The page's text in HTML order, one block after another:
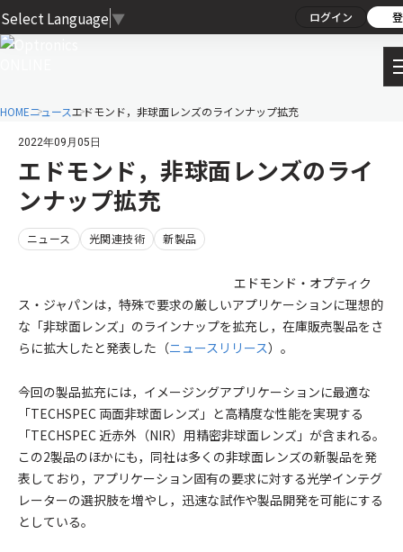
Select Language ▼ ログイン
HOMEニュースエドモンド，非球面レンズのラインナップ拡充
2022年09月05日
エドモンド，非球面レンズのライ
ンナップ拡充
ニュース 光関連技術 新製品
エドモンド・オプティク
ス・ジャパンは，特殊で要求の厳しいアプリケーションに理想的
な「非球面レンズ」のラインナップを拡充し，在庫販売製品をさ
らに拡大したと発表した（ニュースリリース）。
今回の製品拡充には，イメージングアプリケーションに最適な
「TECHSPEC 両面非球面レンズ」と高精度な性能を実現する
「TECHSPEC 近赤外（NIR）用精密非球面レンズ」が含まれる。
この2製品のほかにも，同社は多くの非球面レンズの新製品を発
表しており，アプリケーション固有の要求に対する光学インテグ
レーターの選択肢を増やし，迅速な試作や製品開発を可能にする
としている。